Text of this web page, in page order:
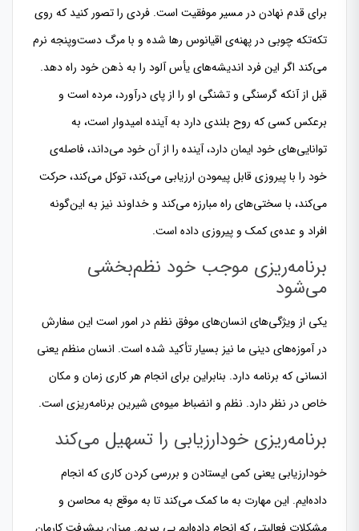
برای قدم نهادن در مسیر موفقیت است. فردی را تصور کنید که روی
تکه‌تکه چوبی در پهنه‌ی اقیانوس رها شده و با مرگ دست‌وپنجه نرم
می‌کند اگر این فرد اندیشه‌های یأس آلود را به ذهن خود راه دهد.
قبل از آنکه گرسنگی و تشنگی او را از پای درآورد، مرده است و
برعکس کسی که روح بلندی دارد به آینده امیدوار است، به
توانایی‌های خود ایمان دارد، آینده را از آن خود می‌داند، فاصله‌ی
خود را با پیروزی قابل پیمودن ارزیابی می‌کند، توکل می‌کند، حرکت
می‌کند، با سختی‌های راه مبارزه می‌کند و خداوند نیز به این‌گونه
افراد و عده‌ی کمک و پیروزی داده است.
برنامه‌ریزی موجب خود نظم‌بخشی
می‌شود
یکی از ویژگی‌های انسان‌های موفق نظم در امور است این سفارش
در آموزه‌های دینی ما نیز بسیار تأکید شده است. انسان منظم یعنی
انسانی که برنامه دارد. بنابراین برای انجام هر کاری زمان و مکان
خاص در نظر دارد. نظم و انضباط میوه‌ی شیرین برنامه‌ریزی است.
برنامه‌ریزی خودارزیابی را تسهیل می‌کند
خودارزیابی یعنی کمی ایستادن و بررسی کردن کاری که انجام
داده‌ایم. این مهارت به ما کمک می‌کند تا به موقع به محاسن و